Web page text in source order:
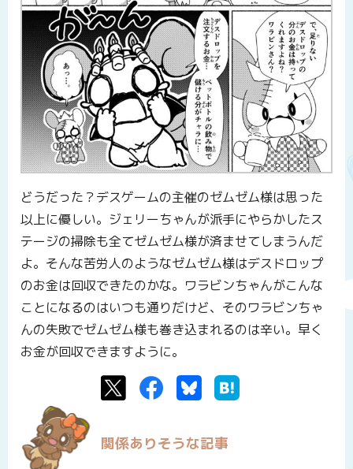
どうだった？デスゲームの主催のゼムゼム様は思った
以上に優しい。ジェリーちゃんが派手にやらかしたス
テージの掃除も全てゼムゼム様が済ませてしまうんだ
よ。そんな苦労人のようなゼムゼム様はデスドロップ
のお金は回収できたのかな。ワラビンちゃんがこんな
ことになるのはいつも通りだけど、そのワラビンちゃ
んの失敗でゼムゼム様も巻き込まれるのは辛い。早く
お金が回収できますように。
TwitterFacebookBluesky
関係ありそうな記事